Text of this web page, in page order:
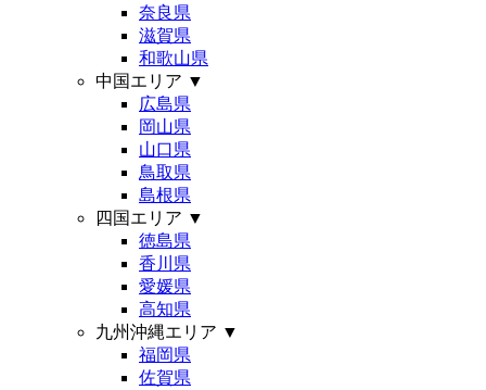
奈良県
滋賀県
和歌山県
中国エリア ▼
広島県
岡山県
山口県
鳥取県
島根県
四国エリア ▼
徳島県
香川県
愛媛県
高知県
九州沖縄エリア ▼
福岡県
佐賀県